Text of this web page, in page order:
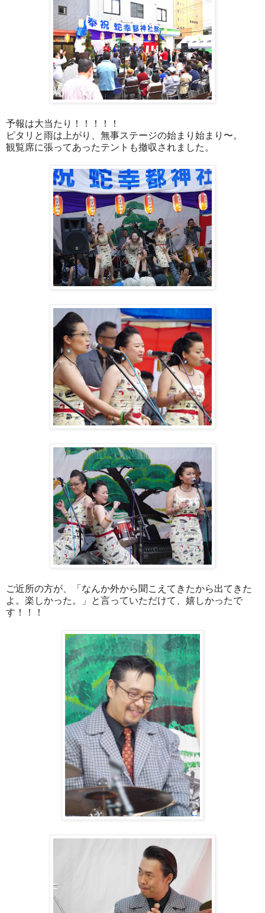
予報は大当たり！！！！！
ピタリと雨は上がり、無事ステージの始まり始まり〜。
観覧席に張ってあったテントも撤収されました。
ご近所の方が、「なんか外から聞こえてきたから出てきた
よ。楽しかった。」と言っていただけて、嬉しかったで
す！！！